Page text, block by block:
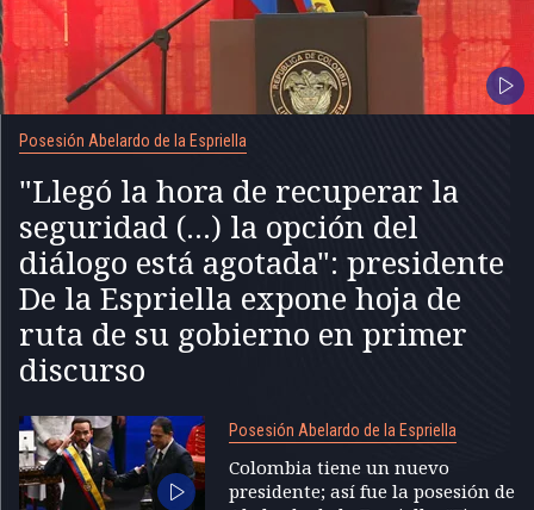
Posesión Abelardo de la Espriella
"Llegó la hora de recuperar la
seguridad (...) la opción del
diálogo está agotada": presidente
De la Espriella expone hoja de
ruta de su gobierno en primer
discurso
Posesión Abelardo de la Espriella
Colombia tiene un nuevo
presidente; así fue la posesión de